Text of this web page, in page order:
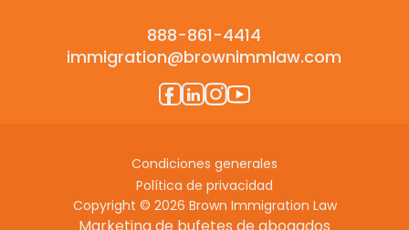
888-861-4414
immigration@brownimmlaw.com
Copyright © 2026 Brown Immigration Law
Condiciones generales
Política de privacidad
Marketing de bufetes de abogados